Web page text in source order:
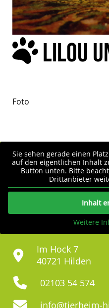
LILOU
Foto
Sie sehen gerade einen
auf den eigentlichen Inhalt
Button unten. Bitte
Drittanbieter
Inhalt
Weitere
Im Hock 7
40721 Hilden
02103 54 574
info@tierheim-